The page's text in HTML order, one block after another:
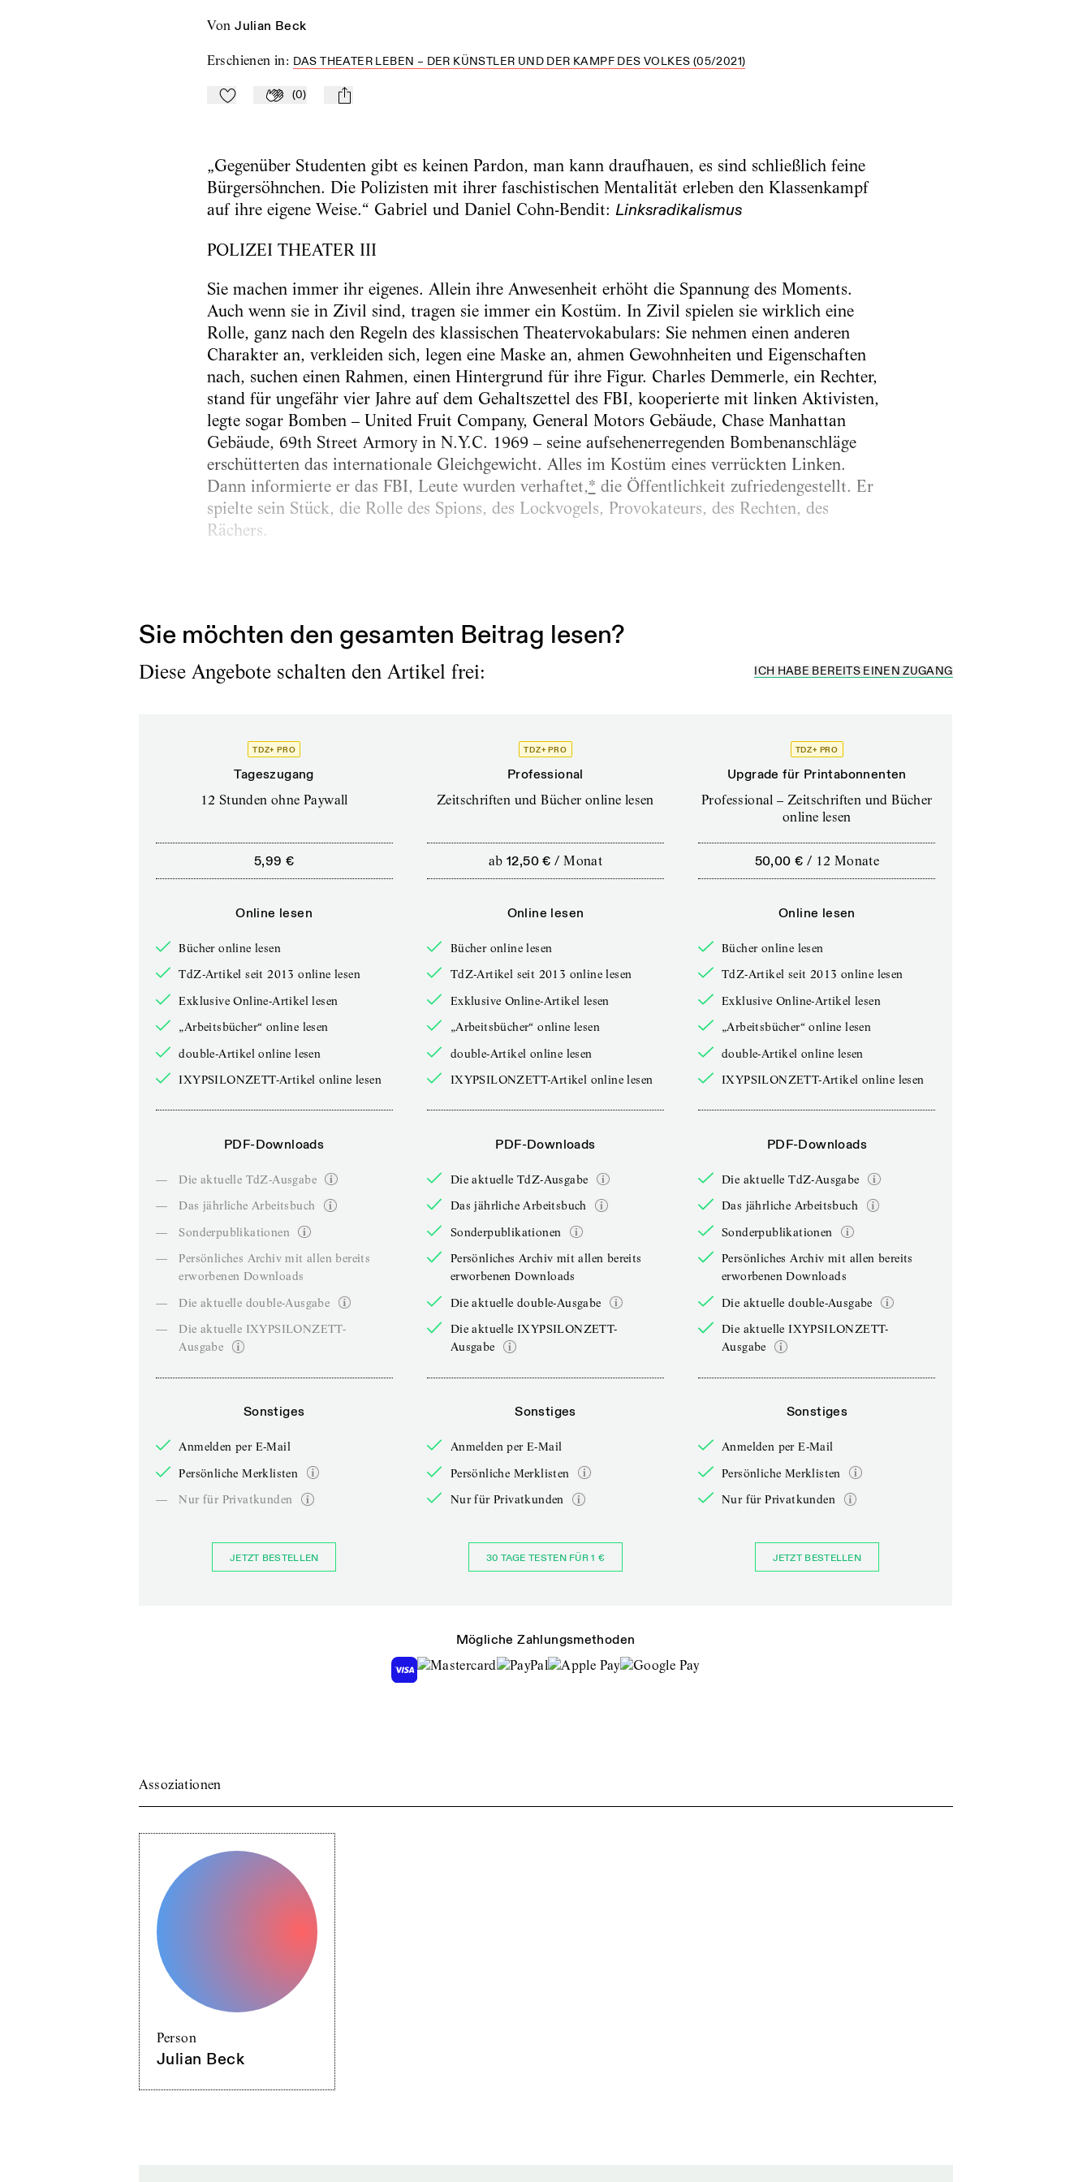
von Julian Beck
Erschienen in: DAS THEATER LEBEN – DER KÜNSTLER UND DER KAMPF DES VOLKES (05/2021)
Zu Mein-TdZ hinzufügen
Applaudieren
(0) mail
„Gegenüber Studenten gibt es keinen Pardon, man kann draufhauen, es sind schließlich feine
Bürgersöhnchen. Die Polizisten mit ihrer faschistischen Mentalität erleben den Klassenkampf
auf ihre eigene Weise.“ Gabriel und Daniel Cohn-Bendit: Linksradikalismus
POLIZEI THEATER III
Sie machen immer ihr eigenes. Allein ihre Anwesenheit erhöht die Spannung des Moments.
Auch wenn sie in Zivil sind, tragen sie immer ein Kostüm. In Zivil spielen sie wirklich eine
Rolle, ganz nach den Regeln des klassischen Theatervokabulars: Sie nehmen einen anderen
Charakter an, verkleiden sich, legen eine Maske an, ahmen Gewohnheiten und Eigenschaften
nach, suchen einen Rahmen, einen Hintergrund für ihre Figur. Charles Demmerle, ein Rechter,
stand für ungefähr vier Jahre auf dem Gehaltszettel des FBI, kooperierte mit linken Aktivisten,
legte sogar Bomben – United Fruit Company, General Motors Gebäude, Chase Manhattan
Gebäude, 69th Street Armory in N.Y.C. 1969 – seine aufsehenerregenden Bombenanschläge
erschütterten das internationale Gleichgewicht. Alles im Kostüm eines verrückten Linken.
Dann informierte er das FBI, Leute wurden verhaftet,* die Öffentlichkeit zufriedengestellt. Er
spielte sein Stück, die Rolle des Spions, des Lockvogels, Provokateurs, des Rechten, des
Rächers.
Sie möchten den gesamten Beitrag lesen?
Diese Angebote schalten den Artikel frei: ICH HABE BEREITS EINEN ZUGANG
TDZ+ PRO
Tageszugang
12 Stunden ohne Paywall
5,99 €
Online lesen
Bücher online lesen
TdZ-Artikel seit 2013 online lesen
Exklusive Online-Artikel lesen
„Arbeitsbücher“ online lesen
double-Artikel online lesen
IXYPSILONZETT-Artikel online lesen
PDF-Downloads
—
Die aktuelle TdZ-Ausgabe
—
Das jährliche Arbeitsbuch
—
Sonderpublikationen
—
Persönliches Archiv mit allen bereits
erworbenen Downloads
—
Die aktuelle double-Ausgabe
—
Die aktuelle IXYPSILONZETT-
Ausgabe
Sonstiges
Anmelden per E-Mail
Persönliche Merklisten
—
Nur für Privatkunden
JETZT BESTELLEN
TDZ+ PRO
Professional
Zeitschriften und Bücher online lesen
ab 12,50 € /Monat
Online lesen
Bücher online lesen
TdZ-Artikel seit 2013 online lesen
Exklusive Online-Artikel lesen
„Arbeitsbücher“ online lesen
double-Artikel online lesen
IXYPSILONZETT-Artikel online lesen
PDF-Downloads
Die aktuelle TdZ-Ausgabe
Das jährliche Arbeitsbuch
Sonderpublikationen
Persönliches Archiv mit allen bereits
erworbenen Downloads
Die aktuelle double-Ausgabe
Die aktuelle IXYPSILONZETT-
Ausgabe
Sonstiges
Anmelden per E-Mail
Persönliche Merklisten
Nur für Privatkunden
30 TAGE TESTEN FÜR 1 €
TDZ+ PRO
Upgrade für Printabonnenten
Professional – Zeitschriften und Bücher
online lesen
50,00 € / 12 Monate
Online lesen
Bücher online lesen
TdZ-Artikel seit 2013 online lesen
Exklusive Online-Artikel lesen
„Arbeitsbücher“ online lesen
double-Artikel online lesen
IXYPSILONZETT-Artikel online lesen
PDF-Downloads
Die aktuelle TdZ-Ausgabe
Das jährliche Arbeitsbuch
Sonderpublikationen
Persönliches Archiv mit allen bereits
erworbenen Downloads
Die aktuelle double-Ausgabe
Die aktuelle IXYPSILONZETT-
Ausgabe
Sonstiges
Anmelden per E-Mail
Persönliche Merklisten
Nur für Privatkunden
JETZT BESTELLEN
Mögliche Zahlungsmethoden
Assoziationen
Person
Julian Beck